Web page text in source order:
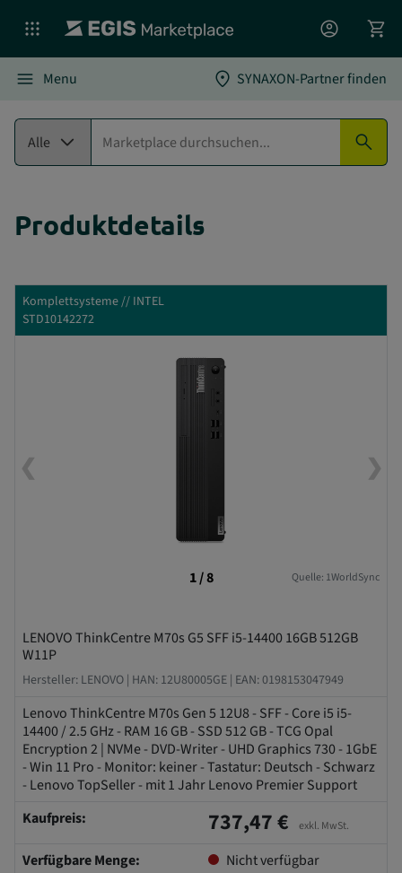
account_circle
shopping_cart
menu Menu location_on SYNAXON-Partner finden
Alle expand_more search
Produktdetails
Komplettsysteme // INTEL
STD10142272
1 / 8
❮ ❯
Quelle: 1WorldSync
LENOVO ThinkCentre M70s G5 SFF i5-14400 16GB 512GB
W11P
Hersteller: LENOVO | HAN: 12U80005GE | EAN: 0198153047949
Lenovo ThinkCentre M70s Gen 5 12U8 - SFF - Core i5 i5-
14400 / 2.5 GHz - RAM 16 GB - SSD 512 GB - TCG Opal
Encryption 2 | NVMe - DVD-Writer - UHD Graphics 730 - 1GbE
- Win 11 Pro - Monitor: keiner - Tastatur: Deutsch - Schwarz
- Lenovo TopSeller - mit 1 Jahr Lenovo Premier Support
Kaufpreis:
737,47 € exkl. MwSt.
Verfügbare Menge: Nicht verfügbar